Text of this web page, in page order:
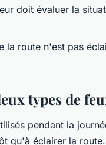
doit évaluer la
la route n'est pas
types de
pendant la
qu'à éclairer la